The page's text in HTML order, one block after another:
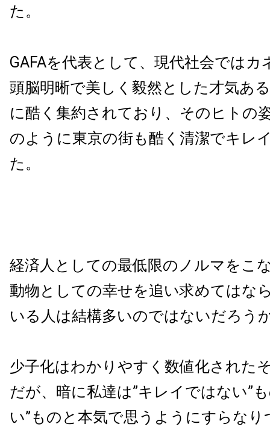
た。
GAFAを代表として、現代社会ではカ
頭脳明晰で美しく毅然とした才気あ
に酷く集約されており、そのヒトの
のように東京の街も酷く清潔でキレ
た。
経済人としての最低限のノルマをこ
動物としての幸せを追い求めてはな
いる人は結構多いのではないだろう
少子化はわかりやすく数値化された
だが、暗に私達は”キレイではない”
い”ものと本気で思うようにすらなり